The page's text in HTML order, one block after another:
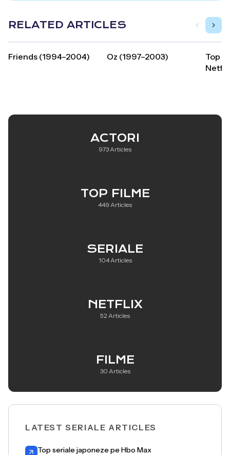
RELATED ARTICLES
Friends (1994–2004) Oz (1997–2003)
Top
ACTORI
973 Articles
TOP FILME
449 Articles
SERIALE
104 Articles
NETFLIX
52 Articles
FILME
30 Articles
LATEST SERIALE ARTICLES
Top seriale japoneze pe Hbo Max